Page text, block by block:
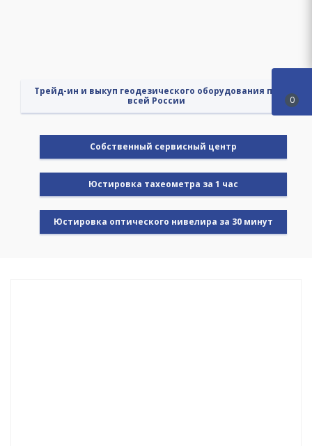
Трейд-ин и выкуп геодезического оборудования по
всей России
Cобственный сервисный центр
Юстировка тахеометра за 1 час
Юстировка оптического нивелира за 30 минут
0